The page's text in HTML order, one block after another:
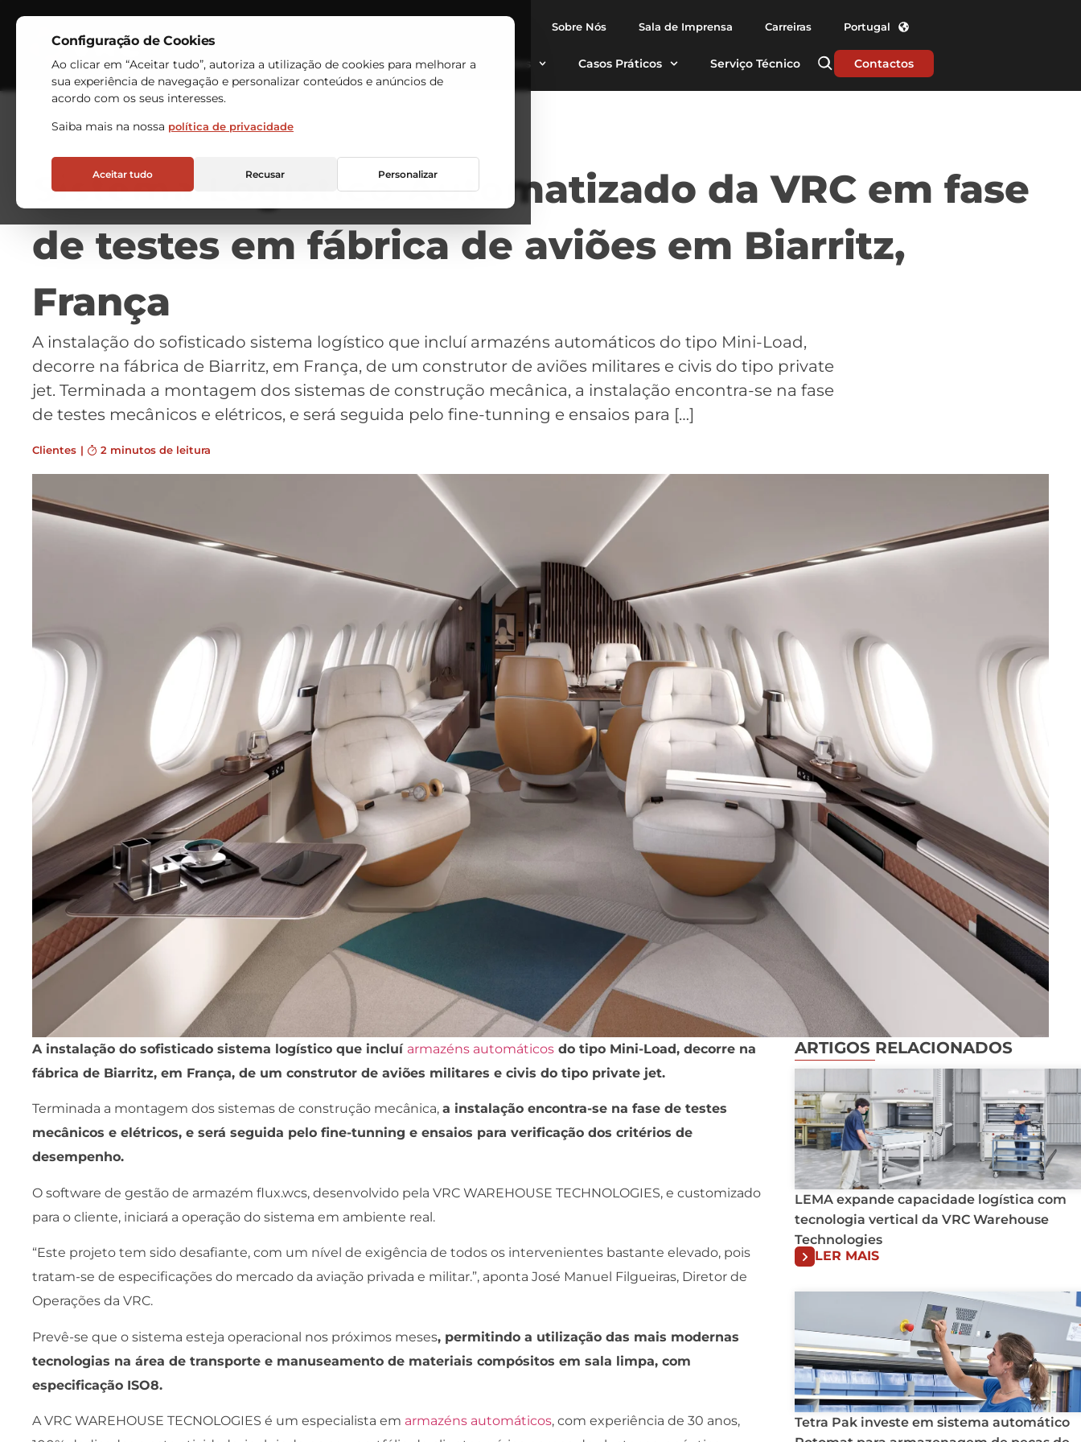
Configuração de Cookies
Ao clicar em “Aceitar tudo”, autoriza a utilização de cookies para melhorar a
sua experiência de navegação e personalizar conteúdos e anúncios de
acordo com os seus interesses.
Saiba mais na nossa política de privacidade
Aceitar tudo Recusar Personalizar
Sobre Nós Sala de Imprensa Carreiras Portugal
Indústrias Armazéns Automáticos Aplicações Casos Práticos Serviço Técnico Contactos
Sistema Logístico Automatizado da VRC em fase
de testes em fábrica de aviões em Biarritz,
França
A instalação do sofisticado sistema logístico que incluí armazéns automáticos do tipo Mini-Load,
decorre na fábrica de Biarritz, em França, de um construtor de aviões militares e civis do tipo private
jet. Terminada a montagem dos sistemas de construção mecânica, a instalação encontra-se na fase
de testes mecânicos e elétricos, e será seguida pelo fine-tunning e ensaios para […]
Clientes | 2 minutos de leitura
A instalação do sofisticado sistema logístico que incluí armazéns automáticos do tipo Mini-Load, decorre na
fábrica de Biarritz, em França, de um construtor de aviões militares e civis do tipo private jet.
Terminada a montagem dos sistemas de construção mecânica, a instalação encontra-se na fase de testes
mecânicos e elétricos, e será seguida pelo fine-tunning e ensaios para verificação dos critérios de
desempenho.
O software de gestão de armazém flux.wcs, desenvolvido pela VRC WAREHOUSE TECHNOLOGIES, e customizado
para o cliente, iniciará a operação do sistema em ambiente real.
“Este projeto tem sido desafiante, com um nível de exigência de todos os intervenientes bastante elevado, pois
tratam-se de especificações do mercado da aviação privada e militar.”, aponta José Manuel Filgueiras, Diretor de
Operações da VRC.
Prevê-se que o sistema esteja operacional nos próximos meses, permitindo a utilização das mais modernas
tecnologias na área de transporte e manuseamento de materiais compósitos em sala limpa, com
especificação ISO8.
A VRC WAREHOUSE TECNOLOGIES é um especialista em armazéns automáticos, com experiência de 30 anos,
ARTIGOS RELACIONADOS
LEMA expande capacidade logística com
tecnologia vertical da VRC Warehouse
Technologies
LER MAIS
Tetra Pak investe em sistema automático